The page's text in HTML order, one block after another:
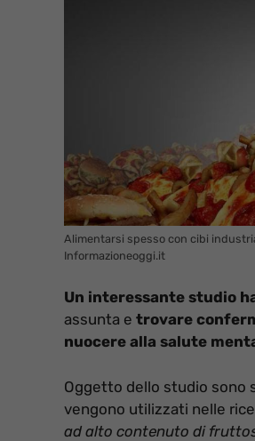
Alimentarsi spesso con cibi
Informazioneoggi.it
Un interessante studio
assunta e trovare
nuocere alla salute
Oggetto dello studio sono
vengono utilizzati nelle
ad alto contenuto di